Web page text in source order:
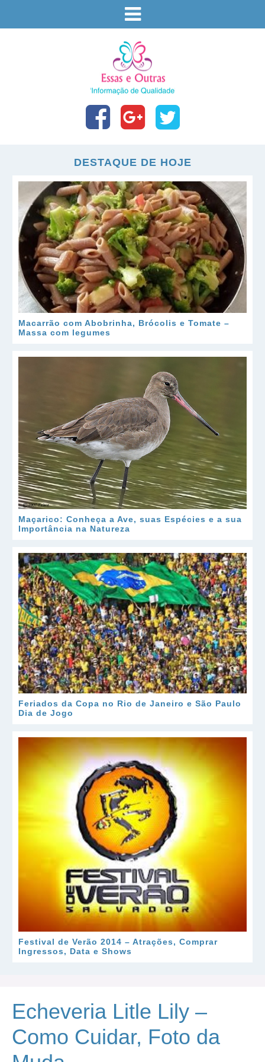
DESTAQUE DE HOJE
Macarrão com Abobrinha, Brócolis e Tomate –
Massa com legumes
Maçarico: Conheça a Ave, suas Espécies e a sua
Importância na Natureza
Feriados da Copa no Rio de Janeiro e São Paulo
Dia de Jogo
Festival de Verão 2014 – Atrações, Comprar
Ingressos, Data e Shows
Echeveria Litle Lily –
Como Cuidar, Foto da